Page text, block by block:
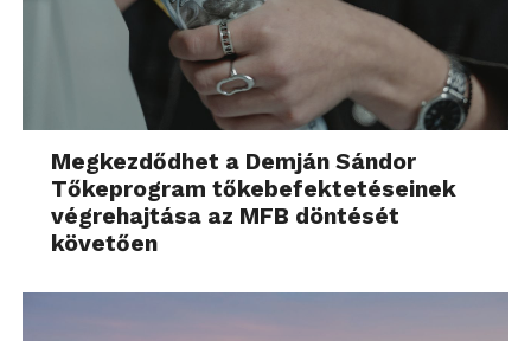
Megkezdődhet a Demján Sándor
Tőkeprogram tőkebefektetéseinek
végrehajtása az MFB döntését
követően